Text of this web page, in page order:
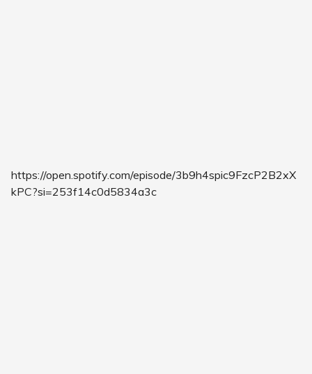
https://open.spotify.com/episode/3b9h4spic9FzcP2B2xX
kPC?si=253f14c0d5834a3c